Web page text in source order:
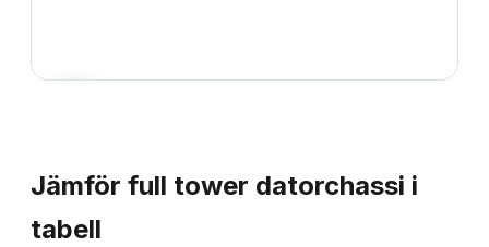
Jämför full tower datorchassi i
tabell